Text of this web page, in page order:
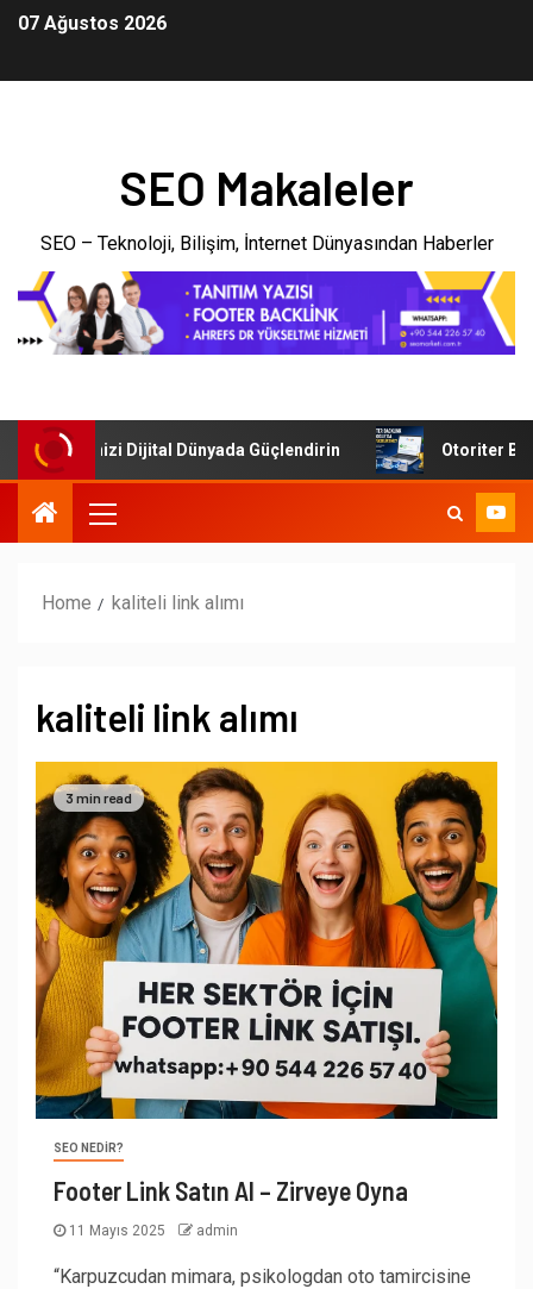
07 Ağustos 2026
SEO Makaleler
SEO – Teknoloji, Bilişim, İnternet Dünyasından Haberler
İşletmenizi Dijital Dünyada Güçlendirin Otoriter
Home kaliteli link alımı
kaliteli link alımı
3 min read
SEO NEDIR?
Footer Link Satın Al – Zirveye Oyna
11 Mayıs 2025 admin
“Karpuzcudan mimara, psikologdan oto tamircisine